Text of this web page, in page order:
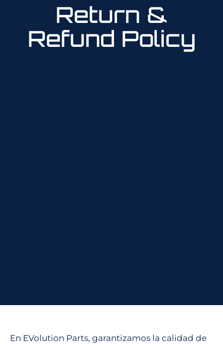
Return &
Refund Policy
En EVolution Parts, garantizamos la calidad de